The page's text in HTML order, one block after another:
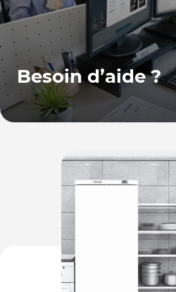
Besoin d’aide ?